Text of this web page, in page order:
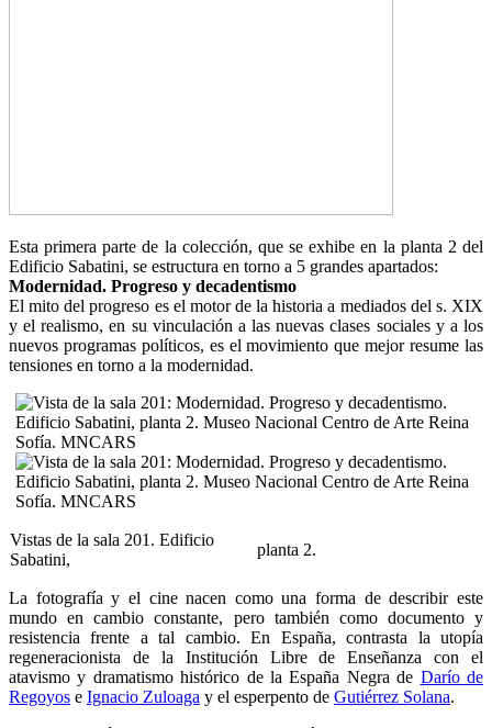
Esta primera parte de la colección, que se exhibe en la planta 2 del
Edificio Sabatini, se estructura en torno a 5 grandes apartados:
Modernidad. Progreso y decadentismo
El mito del progreso es el motor de la historia a mediados del s. XIX
y el realismo, en su vinculación a las nuevas clases sociales y a los
nuevos programas políticos, es el movimiento que mejor resume las
tensiones en torno a la modernidad.
Vistas de la sala 201. Edificio
Sabatini,
planta 2.
La fotografía y el cine nacen como una forma de describir este
mundo en cambio constante, pero también como documento y
resistencia frente a tal cambio. En España, contrasta la utopía
regeneracionista de la Institución Libre de Enseñanza con el
atavismo y dramatismo histórico de la España Negra de Darío de
Regoyos e Ignacio Zuloaga y el esperpento de Gutiérrez Solana.